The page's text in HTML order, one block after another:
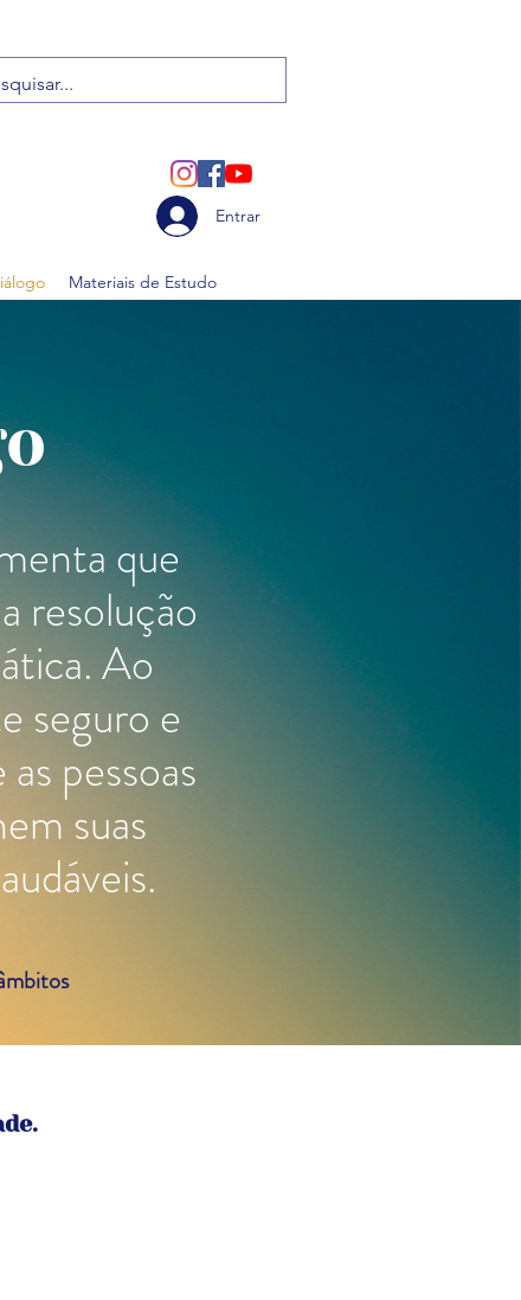
Entrar
Materiais de Estudo
que
resolução
Ao
seguro e
pessoas
suas